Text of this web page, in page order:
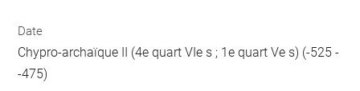
Date
Chypro-archaïque II (4e quart VIe s ; 1e quart Ve s) (-525 -
-475)